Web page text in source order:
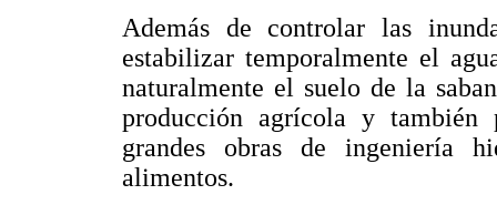
Además de controlar las
estabilizar temporalmente el
naturalmente el suelo de la
producción agrícola y también
grandes obras de ingeniería
alimentos.